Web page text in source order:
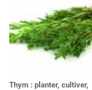
Thym : planter, cultiver,